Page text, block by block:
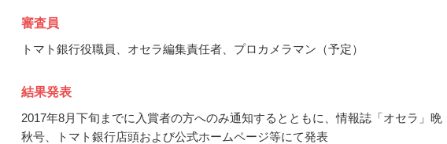
審査員
トマト銀行役職員、オセラ編集責任者、プロカメラマン（予定）
結果発表
2017年8月下旬までに入賞者の方へのみ通知するとともに、情報誌「オセラ」晩
秋号、トマト銀行店頭および公式ホームページ等にて発表